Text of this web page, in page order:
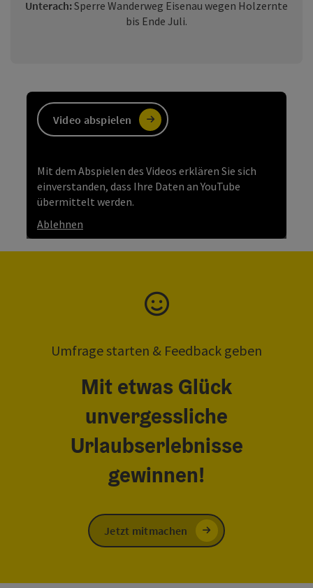
Unterach:Sperre Wanderweg Eisenau wegen Holzernte
bis Ende Juli.
https://youtu.be/Kqs6W62f1P4
Beschreibung
Video abspielen
Mit dem Abspielen des Videos erklären Sie sich
einverstanden, dass Ihre Daten an YouTube
übermittelt werden.
Ablehnen
Umfrage starten & Feedback geben
Mit etwas Glück
unvergessliche
Urlaubserlebnisse
gewinnen!
Jetzt mitmachen